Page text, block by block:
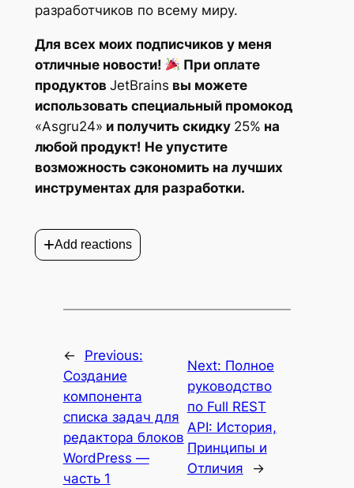
разработчиков по всему миру.
Для всех моих подписчиков у меня
отличные новости!
При оплате
продуктов JetBrains вы можете
использовать специальный промокод
«Asgru24» и получить скидку 25% на
любой продукт! Не упустите
возможность сэкономить на лучших
инструментах для разработки.
+Add reactions
←
Previous:
Создание
компонента
списка задач для
редактора блоков
WordPress —
часть 1
Next: Полное
руководство
по Full REST
API: История,
Принципы и
Отличия
→